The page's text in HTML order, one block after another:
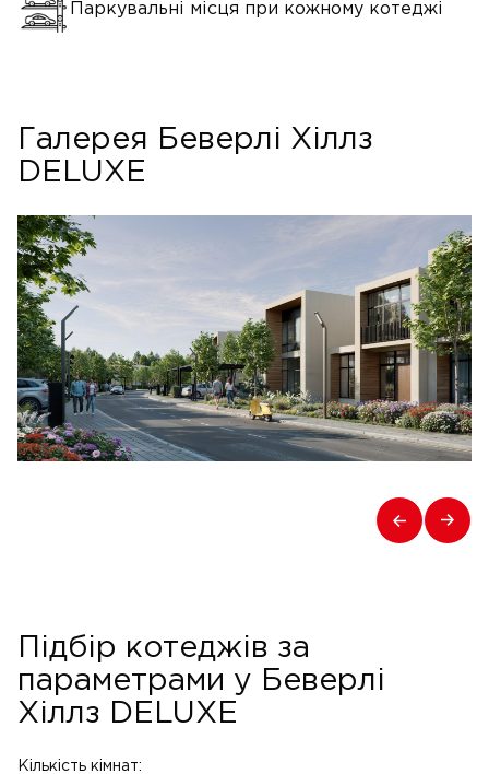
Паркувальні місця при кожному котеджі
Галерея Беверлі Хіллз
DELUXE
Підбір котеджів за
параметрами у Беверлі
Хіллз DELUXE
Кількість кімнат: